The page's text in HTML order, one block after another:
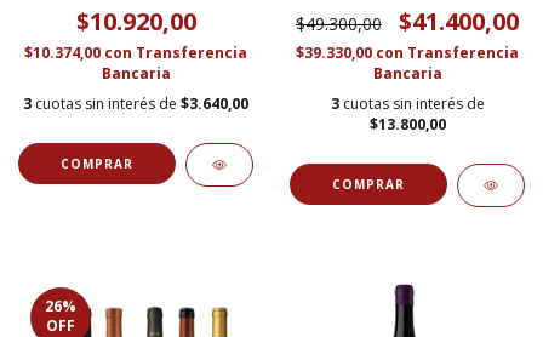
$10.920,00
$10.374,00 con Transferencia
Bancaria
3 cuotas sin interés de $3.640,00
$49.300,00 $41.400,00
$39.330,00 con Transferencia
Bancaria
3 cuotas sin interés de
$13.800,00
26%
OFF